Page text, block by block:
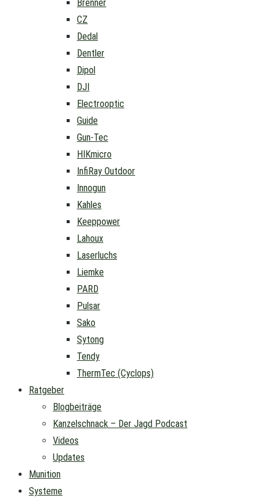
Brenner
CZ
Dedal
Dentler
Dipol
DJI
Electrooptic
Guide
Gun-Tec
HIKmicro
InfiRay Outdoor
Innogun
Kahles
Keeppower
Lahoux
Laserluchs
Liemke
PARD
Pulsar
Sako
Sytong
Tendy
ThermTec (Cyclops)
Ratgeber
Blogbeiträge
Kanzelschnack – Der Jagd Podcast
Videos
Updates
Munition
Systeme